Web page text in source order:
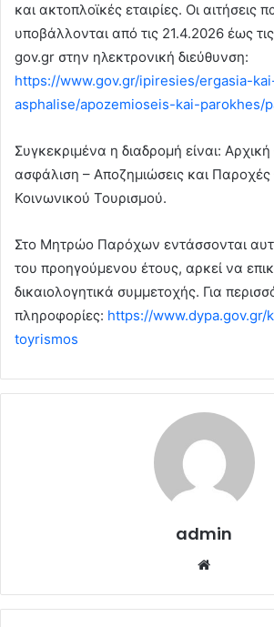
και ακτοπλοϊκές εταιρίες. Οι αιτήσεις
υποβάλλονται από τις 21.4.2026 έως
gov.gr στην ηλεκτρονική διεύθυνση:
https://www.gov.gr/ipiresies/ergasia-
asphalise/apozemioseis-kai-parokhes/
Συγκεκριμένα η διαδρομή είναι:
ασφάλιση – Αποζημιώσεις και
Κοινωνικού Τουρισμού.
Στο Μητρώο Παρόχων εντάσσονται
του προηγούμενου έτους, αρκεί να
δικαιολογητικά συμμετοχής. Για
πληροφορίες: https://www.dypa.gov.gr/
toyrismos
admin